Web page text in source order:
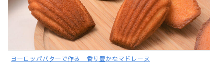
ヨーロッパバターで作る 香り豊かなマドレーヌ